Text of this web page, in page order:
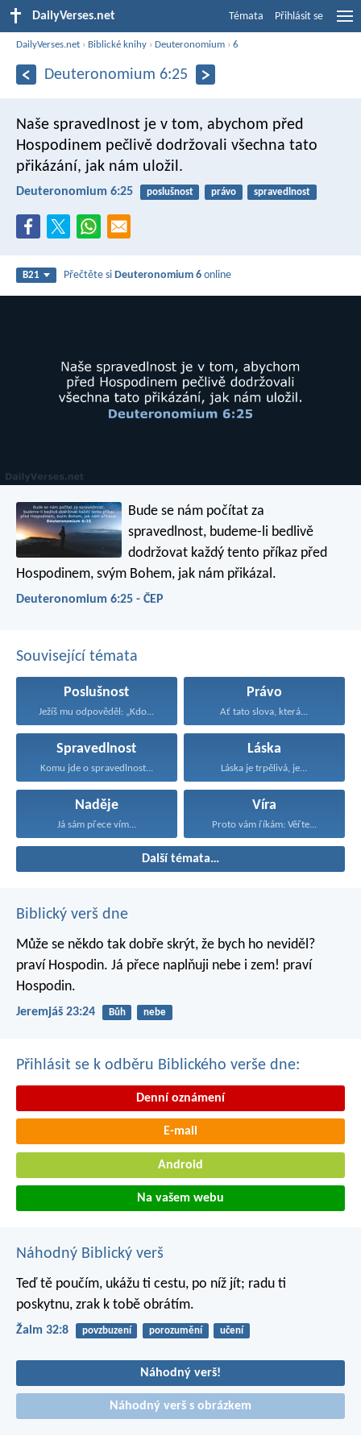
DailyVerses.net Témata Přihlásit se
DailyVerses.net › Biblické knihy ›Deuteronomium ›6
Deuteronomium 6:25
Naše spravedlnost je v tom, abychom před
Hospodinem pečlivě dodržovali všechna tato
přikázání, jak nám uložil.
Deuteronomium 6:25 poslušnost právo spravedlnost
B21 Přečtěte siDeuteronomium 6 online
Bude se nám počítat za
spravedlnost, budeme-li bedlivě
dodržovat každý tento příkaz před
Hospodinem, svým Bohem, jak nám přikázal.
Deuteronomium 6:25 - ČEP
Související témata
Poslušnost
Ježíš mu odpověděl: „Kdo...
Právo
Ať tato slova, která...
Spravedlnost
Komu jde o spravedlnost...
Láska
Láska je trpělivá, je...
Naděje
Já sám přece vím...
Víra
Proto vám říkám: Věřte...
Další témata…
Biblický verš dne
Může se někdo tak dobře skrýt, že bych ho neviděl?
praví Hospodin. Já přece naplňuji nebe i zem! praví
Hospodin.
Jeremjáš 23:24 Bůh nebe
Přihlásit se k odběru Biblického verše dne:
Denní oznámení
E-mail
Android
Na vašem webu
Náhodný Biblický verš
Teď tě poučím, ukážu ti cestu, po níž jít; radu ti
poskytnu, zrak k tobě obrátím.
Žalm 32:8 povzbuzení porozumění učení
Náhodný verš!
Náhodný verš s obrázkem